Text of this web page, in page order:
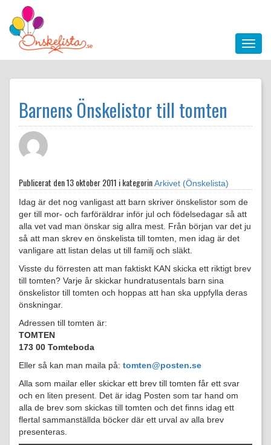
Barnens Önskelistor till tomten
Publicerat den13 oktober 2011 i kategorinArkivet (Önskelista)
Idag är det nog vanligast att barn skriver önskelistor som de
ger till mor- och farföräldrar inför jul och födelsedagar så att
alla vet vad man önskar sig allra mest. Från början var det ju
så att man skrev en önskelista till tomten, men idag är det
vanligare att listan delas ut till familj och släkt.
Visste du förresten att man faktiskt KAN skicka ett riktigt brev
till tomten? Varje år skickar hundratusentals barn sina
önskelistor till tomten och hoppas att han ska uppfylla deras
önskningar.
Adressen till tomten är:
TOMTEN
173 00 Tomteboda
Eller så kan man maila på: tomten@posten.se
Alla som mailar eller skickar ett brev till tomten får ett svar
och en liten present. Det är idag Posten som tar hand om
alla de brev som skickas till tomten och det finns idag ett
flertal sammanställda böcker där ett urval av alla brev
presenteras.